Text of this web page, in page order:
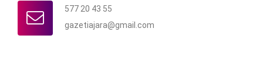
577 20 43 55
gazetiajara@gmail.com